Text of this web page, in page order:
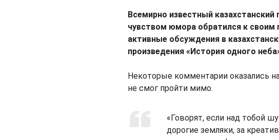
Всемирно известный
чувством юмора обратился к
активные обсуждения в
произведения «История одного
Некоторые комментарии оказались
не смог пройти мимо.
«Говорят, если над тобой
дорогие земляки, за